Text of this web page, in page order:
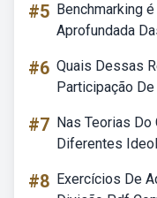
#5 Benchmarking
Aprofundada
#6 Quais Dessas
Participação
#7 Nas Teorias
Diferentes
#8 Exercícios De